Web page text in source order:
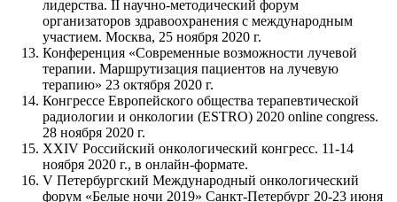
лидерства. II научно-методический форум
организаторов здравоохранения с международным
участием. Москва, 25 ноября 2020 г.
Конференция «Современные возможности лучевой
терапии. Маршрутизация пациентов на лучевую
терапию» 23 октября 2020 г.
Конгрессе Европейского общества терапевтической
радиологии и онкологии (ESTRO) 2020 online congress.
28 ноября 2020 г.
XXIV Российский онкологический конгресс. 11-14
ноября 2020 г., в онлайн-формате.
V Петербургский Международный онкологический
форум «Белые ночи 2019» Санкт-Петербург 20-23 июня